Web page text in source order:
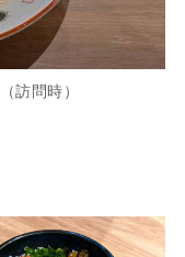
訪問時）